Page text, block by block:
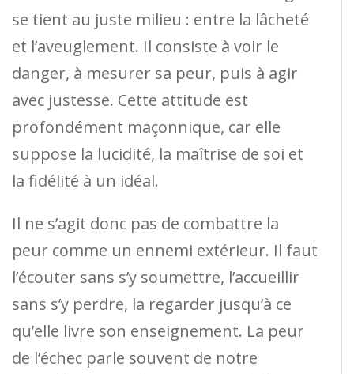
se tient au juste milieu : entre la lâcheté
et l’aveuglement. Il consiste à voir le
danger, à mesurer sa peur, puis à agir
avec justesse. Cette attitude est
profondément maçonnique, car elle
suppose la lucidité, la maîtrise de soi et
la fidélité à un idéal.
Il ne s’agit donc pas de combattre la
peur comme un ennemi extérieur. Il faut
l’écouter sans s’y soumettre, l’accueillir
sans s’y perdre, la regarder jusqu’à ce
qu’elle livre son enseignement. La peur
de l’échec parle souvent de notre